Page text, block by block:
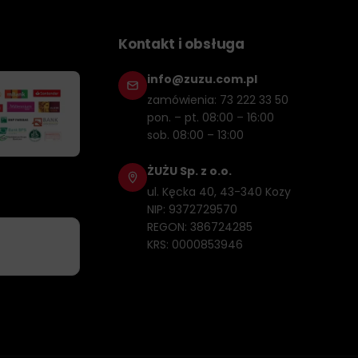
maszyn:
przedwczesnym zużyciem, nawet w najbardziej
zakresie temperatur, co jest kluczowe w czasie
z ciśnieniem. Norma M1143 zapewnia,
zwłaszcza tych wyposażonych w zaawansowane
tego producenta wymagających wysokiej jakości
Kontakt i obsługa
info@zuzu.com.pl
zamówienia: 73 222 33 50
pon. – pt. 08:00 – 16:00
sob. 08:00 – 13:00
ŻUŻU Sp. z o.o.
ul. Kęcka 40, 43-340 Kozy
NIP: 9372729570
REGON: 386724285
KRS: 0000853946